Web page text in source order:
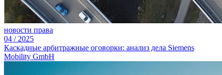
новости права
04 / 2025
Каскадные арбитражные оговорки: анализ дела Siemens
Mobility GmbH